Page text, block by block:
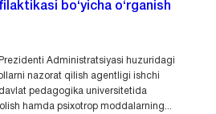
bo‘yicha o‘rganish
Administratsiyasi huzuridagi
nazorat qilish agentligi ishchi
pedagogika universitetida
hamda psixotrop moddalarning...